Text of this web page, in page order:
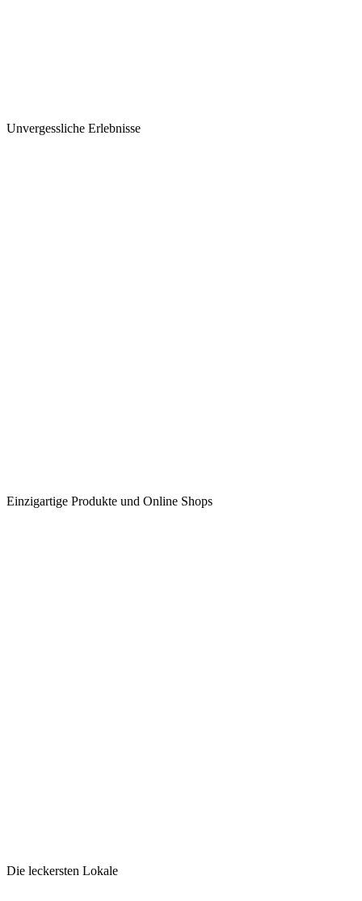
Unvergessliche Erlebnisse
Einzigartige Produkte und Online Shops
Die leckersten Lokale